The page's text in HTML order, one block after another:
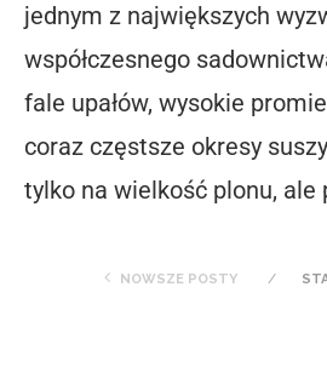
jednym z największych
współczesnego
fale upałów, wysokie
coraz częstsze okresy
tylko na wielkość plonu, ale
NOWSZE POSTY